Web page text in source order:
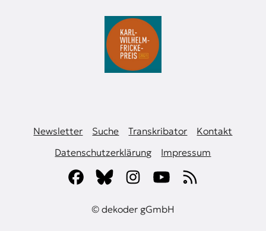
Newsletter Suche Transkribator
Kontakt
Datenschutzerklärung
Impressum
© dekoder gGmbH